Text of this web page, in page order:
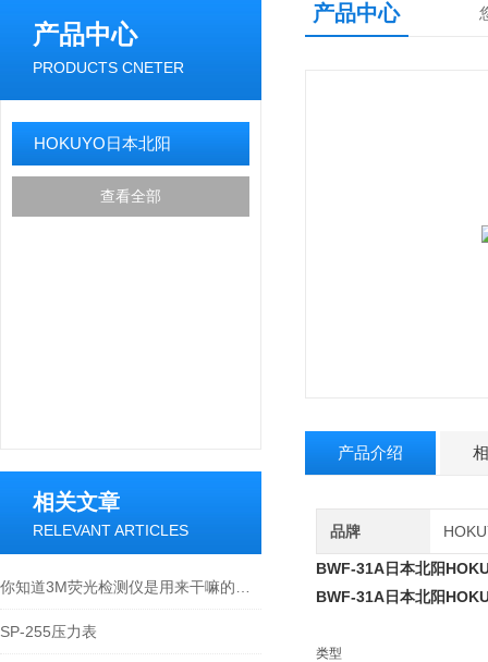
产品中心
PRODUCTS CNETER
HOKUYO日本北阳
查看全部
相关文章
RELEVANT ARTICLES
SP-255压力表
产品中心
产品介绍
品牌
BWF-31A日本北阳
BWF-31A日本北阳
类型